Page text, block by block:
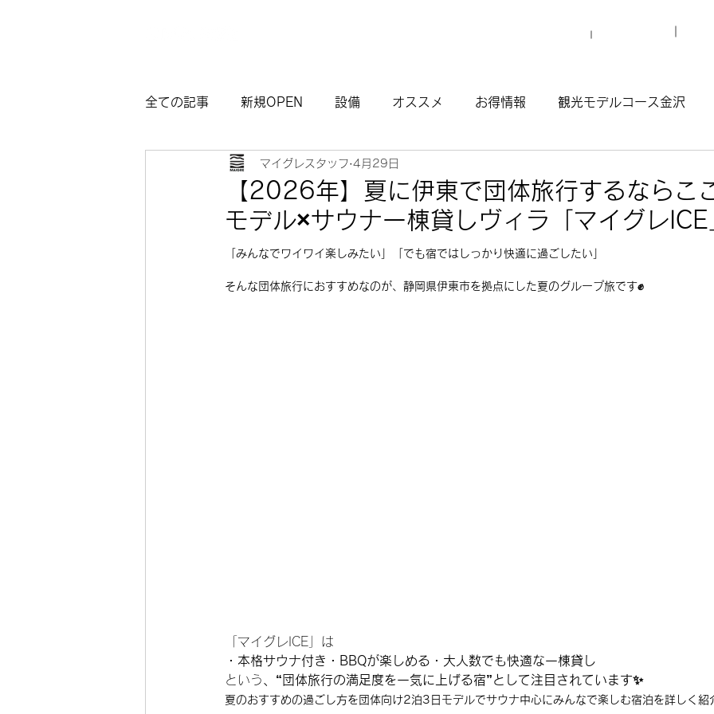
全ての記事 新規OPEN 設備 オススメ お得情報 観光モデルコース金沢
マイグレ東京 お知らせ 観光モデルコース渋谷原宿
観光モデルコース熱海 サウナ
【2026年】夏に伊東で団体旅行するならこ
モデル×サウナ一棟貸しヴィラ「マイグレICE
マイグレスタッフ 4月29日
「みんなでワイワイ楽しみたい」「でも宿ではしっかり快適に過ごしたい」
そんな団体旅行におすすめなのが、静岡県伊東市を拠点にした夏のグループ旅です✊
「マイグレICE」は
・本格サウナ付き・BBQが楽しめる・大人数でも快適な一棟貸し
という、“団体旅行の満足度を一気に上げる宿”として注目されています✨
夏のおすすめの過ごし方を団体向け2泊3日モデルでサウナ中心にみんなで楽しむ宿泊を詳しく紹